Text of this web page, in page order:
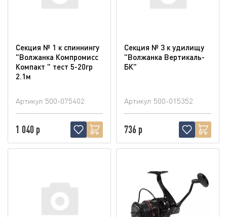
Секция № 1 к спиннингу
"Волжанка Компромисс
Компакт " тест 5-20гр
2.1м
Артикул 500-075402
1 040 р
Секция № 3 к удилищу
"Волжанка Вертикаль-
БК"
Артикул 500-015352
736 р